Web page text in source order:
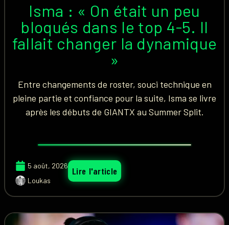
Isma : « On était un peu
bloqués dans le top 4-5. Il
fallait changer la dynamique
»
Entre changements de roster, souci technique en
pleine partie et confiance pour la suite, Isma se livre
après les débuts de GIANTX au Summer Split.
5 août, 2026
Loukas
Lire l'article